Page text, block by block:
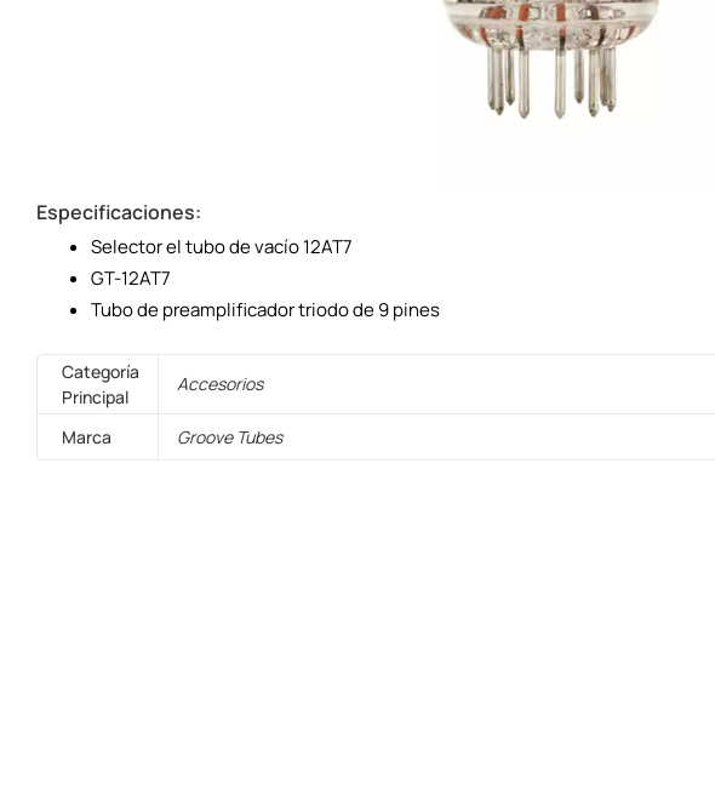
Especificaciones:
Selector el tubo de vacío 12AT7
GT-12AT7
Tubo de preamplificador triodo de 9 pines
Categoría
Principal
Accesorios
Marca Groove Tubes